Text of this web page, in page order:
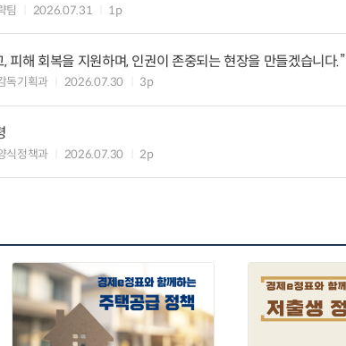
팀 2026.07.31 1p
피해 회복을 지원하며, 인권이 존중되는 현장을 만들겠습니다.”
독기획과 2026.07.30 3p
식정책과 2026.07.30 2p